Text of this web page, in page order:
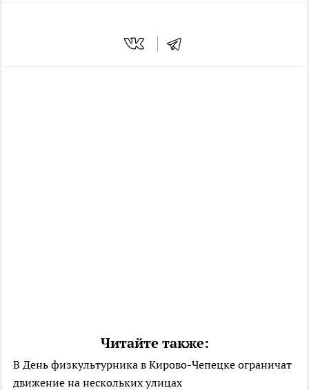
Читайте также:
В День физкультурника в Кирово-Чепецке ограничат
движение на нескольких улицах